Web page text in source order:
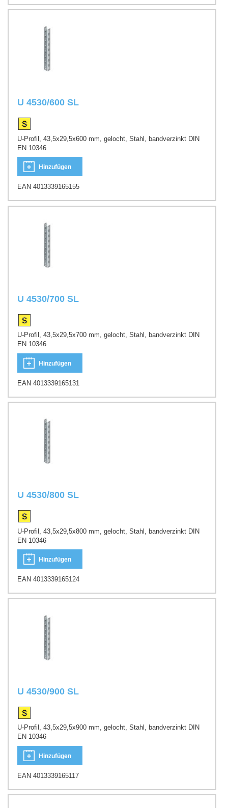
U 4530/600 SL
U-Profil, 43,5x29,5x600 mm, gelocht, Stahl, bandverzinkt DIN
EN 10346
Hinzufügen
EAN 4013339165155
U 4530/700 SL
U-Profil, 43,5x29,5x700 mm, gelocht, Stahl, bandverzinkt DIN
EN 10346
Hinzufügen
EAN 4013339165131
U 4530/800 SL
U-Profil, 43,5x29,5x800 mm, gelocht, Stahl, bandverzinkt DIN
EN 10346
Hinzufügen
EAN 4013339165124
U 4530/900 SL
U-Profil, 43,5x29,5x900 mm, gelocht, Stahl, bandverzinkt DIN
EN 10346
Hinzufügen
EAN 4013339165117